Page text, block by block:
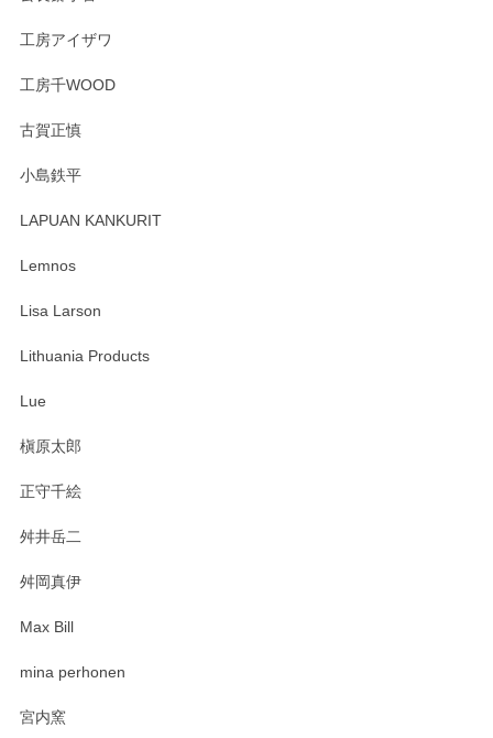
す。 素敵な湯呑みでとても気に入りました。 発送も早く、
たm(_)m
います。無事に届いたようで安心いたしまし
工房アイザワ
工房千WOOD
古賀正慎
小島鉄平
LAPUAN KANKURIT
Lemnos
Lisa Larson
Lithuania Products
Lue
槇原太郎
正守千絵
舛井岳二
舛岡真伊
Max Bill
mina perhonen
宮内窯